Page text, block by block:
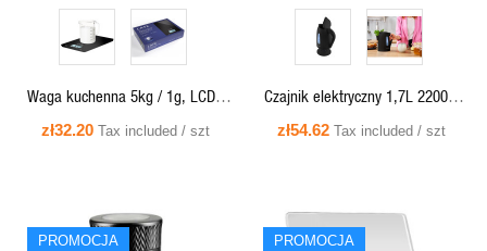
Waga kuchenna 5kg / 1g, LCD -
Lafe Precision Black
zł32.20 Tax included / szt
Czajnik elektryczny 1,7L 2200W
Essential Black - Lafe
zł54.62 Tax included / szt
PROMOCJA PROMOCJA